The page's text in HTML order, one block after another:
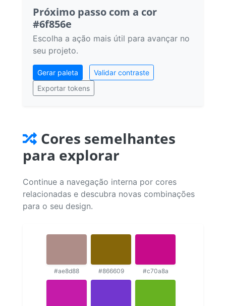
Próximo passo com a cor
#6f856e
Escolha a ação mais útil para avançar no
seu projeto.
Gerar paleta
Validar contraste
Exportar tokens
Cores semelhantes
para explorar
Continue a navegação interna por cores
relacionadas e descubra novas combinações
para o seu design.
#ae8d88 #866609 #c70a8a